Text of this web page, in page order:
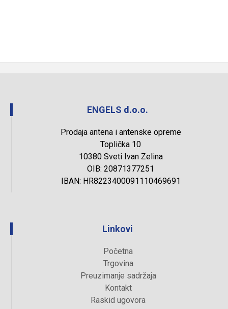
ENGELS d.o.o.
Prodaja antena i antenske opreme
Toplička 10
10380 Sveti Ivan Zelina
OIB: 20871377251
IBAN: HR8223400091110469691
Linkovi
Početna
Trgovina
Preuzimanje sadržaja
Kontakt
Raskid ugovora